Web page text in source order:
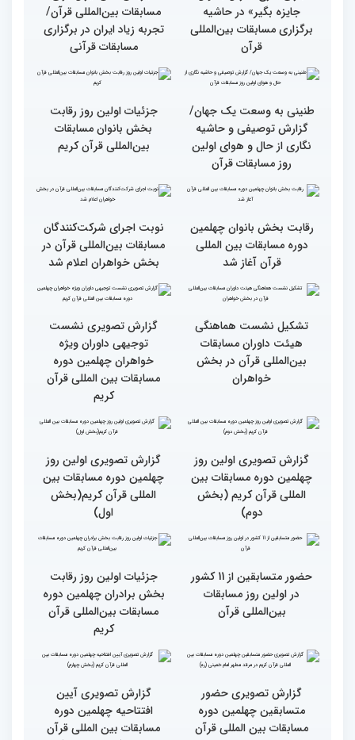
اجرای طرح «قرآن بخوان،
جایزه بگیر» در حاشیه
برگزاری مسابقات بین‌المللی
قرآن
میزبانی عالی ایران برای
مسابقات بین‌المللی قرآن/
تجربه زیاد ایران در برگزاری
مسابقات قرآنی
طنینی به وسعت یک جهان/
گزارش توصیفی و حاشیه
نگاری از حال و هوای اولین
روز مسابقات قرآن
بخش بانوان مسابقات
بین‌المللی قرآن کریم
رقابت بخش بانوان چهلمین
دوره مسابقات بین المللی
قرآن آغاز شد
نوبت اجرای شرکت‌کنندگان
مسابقات بین‌المللی قرآن در
بخش خواهران اعلام شد
تشکیل نشست هماهنگی
بین‌المللی قرآن در بخش
خواهران
گزارش تصویری نشست
توجیهی داوران ویژه
خواهران چهلمین دوره
مسابقات بین المللی قرآن
کریم
گزارش تصویری اولین روز
چهلمین دوره مسابقات بین
المللی قرآن کریم (بخش
دوم)
گزارش تصویری اولین روز
چهلمین دوره مسابقات بین
المللی قرآن کریم(بخش
اول)
در اولین روز مسابقات
بین‌المللی قرآن
جزئیات اولین روز رقابت
بخش برادران چهلمین دوره
مسابقات بین‌المللی قرآن
کریم